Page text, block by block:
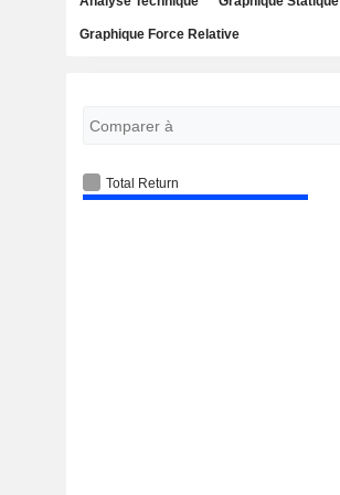
Graphique Force Relative
Total Return